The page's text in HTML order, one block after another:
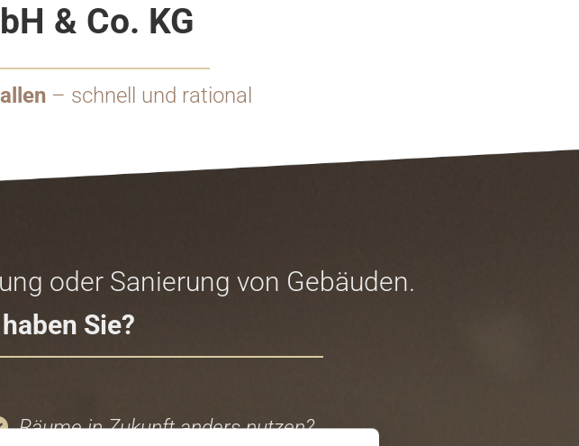
& Co. KG
– schnell und rational
oder Sanierung von Gebäuden.
Sie?
Räume in Zukunft anders nutzen?